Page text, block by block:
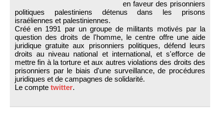
en faveur des prisonniers
politiques palestiniens détenus dans les prisons
israéliennes et palestiniennes.
Créé en 1991 par un groupe de militants motivés par la
question des droits de l'homme, le centre offre une aide
juridique gratuite aux prisonniers politiques, défend leurs
droits au niveau national et international, et s'efforce de
mettre fin à la torture et aux autres violations des droits des
prisonniers par le biais d'une surveillance, de procédures
juridiques et de campagnes de solidarité.
Le compte twitter.